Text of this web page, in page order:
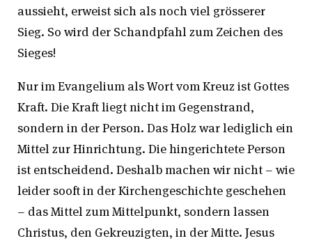
aussieht, erweist sich als noch viel grösserer
Sieg. So wird der Schandpfahl zum Zeichen des
Sieges!
Nur im Evangelium als Wort vom Kreuz ist Gottes
Kraft. Die Kraft liegt nicht im Gegenstrand,
sondern in der Person. Das Holz war lediglich ein
Mittel zur Hinrichtung. Die hingerichtete Person
ist entscheidend. Deshalb machen wir nicht – wie
leider sooft in der Kirchengeschichte geschehen
– das Mittel zum Mittelpunkt, sondern lassen
Christus, den Gekreuzigten, in der Mitte. Jesus